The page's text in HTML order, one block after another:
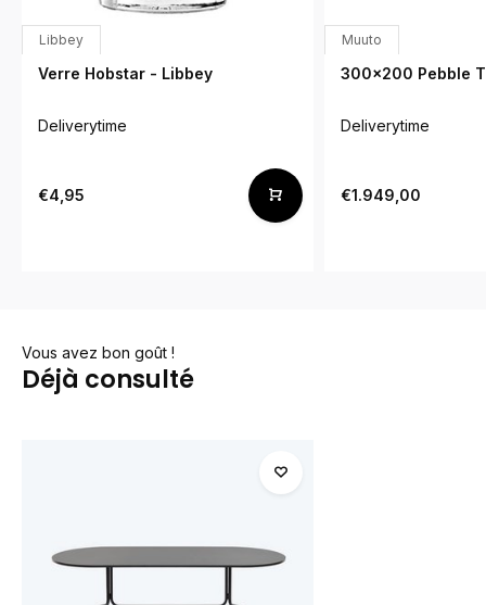
Libbey
Verre Hobstar - Libbey
Deliverytime
€4,95
Muuto
300x200 Pebble
Deliverytime
€1.949,00
Vous avez bon goût !
Déjà consulté